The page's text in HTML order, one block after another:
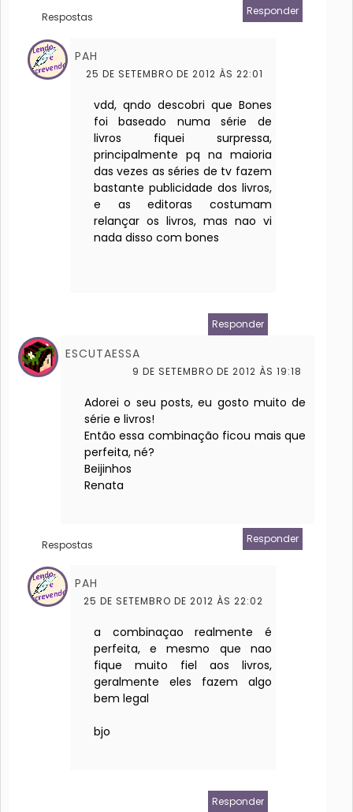
Responder
Respostas
PAH
25 DE SETEMBRO DE 2012 ÀS 22:01
vdd, qndo descobri que Bones
foi baseado numa série de
livros fiquei surpressa,
principalmente pq na maioria
das vezes as séries de tv fazem
bastante publicidade dos livros,
e as editoras costumam
relançar os livros, mas nao vi
nada disso com bones
Responder
ESCUTAESSA
9 DE SETEMBRO DE 2012 ÀS 19:18
Adorei o seu posts, eu gosto muito de
série e livros!
Então essa combinação ficou mais que
perfeita, né?
Beijinhos
Renata
Responder
Respostas
PAH
25 DE SETEMBRO DE 2012 ÀS 22:02
a combinaçao realmente é
perfeita, e mesmo que nao
fique muito fiel aos livros,
geralmente eles fazem algo
bem legal
bjo
Responder